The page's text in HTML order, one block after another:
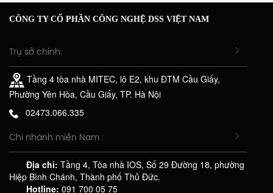
CÔNG TY CỔ PHẦN CÔNG NGHỆ DSS VIỆT NAM
Trụ sở chính:
Tầng 4 tòa nhà MITEC, lô E2, khu ĐTM Cầu Giấy,
Phường Yên Hòa, Cầu Giấy, TP. Hà Nội
02473.066.335
Chi nhánh miền Nam :
Địa chỉ: Tầng 4, Tòa nhà IOS, Số 29 Đường 18, phường
Hiệp Bình Chánh, Thành phố Thủ Đức.
Hotline: 091 700 05 75